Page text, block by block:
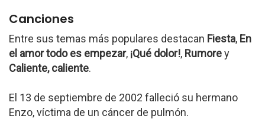
Canciones
Entre sus temas más populares destacan Fiesta, En
el amor todo es empezar, ¡Qué dolor!, Rumorey
Caliente, caliente.
El 13 de septiembre de 2002 falleció su hermano
Enzo, víctima de un cáncer de pulmón.